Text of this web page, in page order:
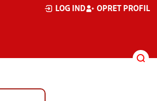
LOG IND OPRET PROFIL